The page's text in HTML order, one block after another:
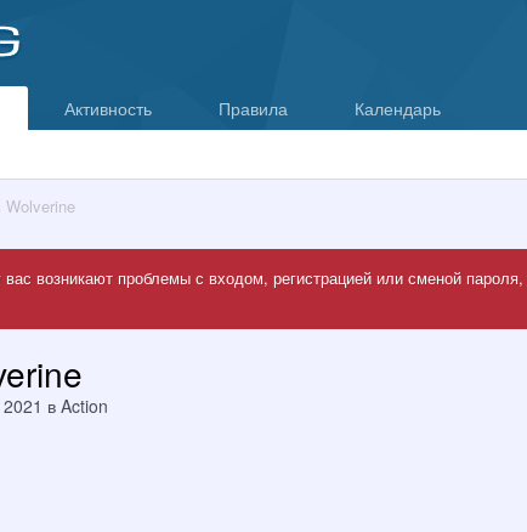
Активность Правила Календарь
Wolverine
возникают проблемы с входом, регистрацией или сменой пароля,
в Action